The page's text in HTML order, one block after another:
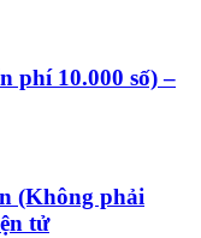
phí 10.000 số) –
(Không phải
tử